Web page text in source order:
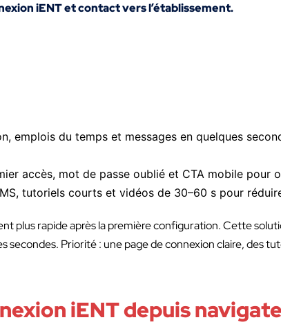
iENT et contact vers l’établissement.
emplois du temps et messages en quelques
accès, mot de passe oublié et CTA mobile pour
tutoriels courts et vidéos de 30–60 s pour
plus rapide après la première configuration. Cette
secondes. Priorité : une page de connexion claire, des
iENT depuis